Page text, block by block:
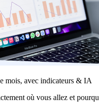
mois, avec indicateurs & IA
où vous allez et